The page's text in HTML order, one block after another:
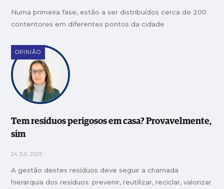
Numa primeira fase, estão a ser distribuídos cerca de 200
contentores em diferentes pontos da cidade
OPINIÃO
Tem resíduos perigosos em casa? Provavelmente,
sim
24 JUL 2025
A gestão destes resíduos deve seguir a chamada
hierarquia dos resíduos: prevenir, reutilizar, reciclar, valorizar